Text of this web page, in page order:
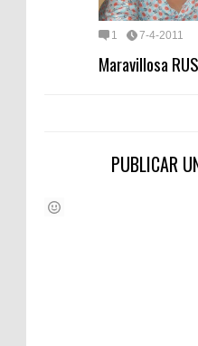
1 7-4-2011
Maravillosa
PUBLICAR